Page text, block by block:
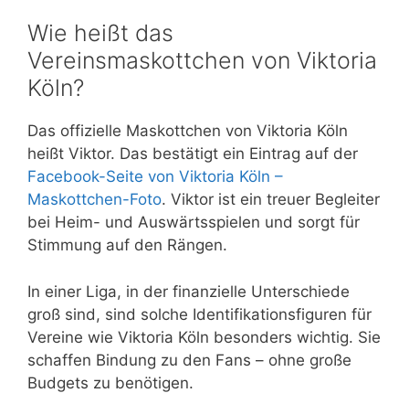
Wie heißt das
Vereinsmaskottchen von Viktoria
Köln?
Das offizielle Maskottchen von Viktoria Köln
heißt Viktor. Das bestätigt ein Eintrag auf der
Facebook-Seite von Viktoria Köln –
Maskottchen-Foto. Viktor ist ein treuer Begleiter
bei Heim- und Auswärtsspielen und sorgt für
Stimmung auf den Rängen.
In einer Liga, in der finanzielle Unterschiede
groß sind, sind solche Identifikationsfiguren für
Vereine wie Viktoria Köln besonders wichtig. Sie
schaffen Bindung zu den Fans – ohne große
Budgets zu benötigen.